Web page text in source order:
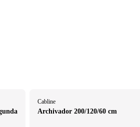
Cabline
Archivador 200/120/60 cm